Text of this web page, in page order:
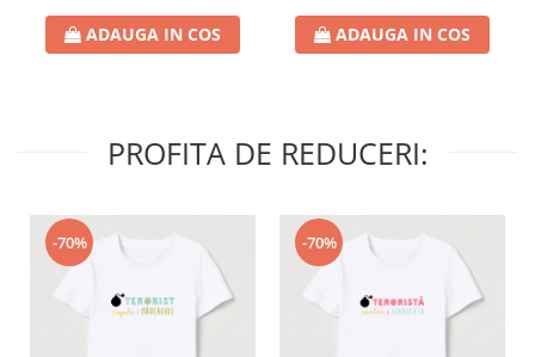
ADAUGA IN COS ADAUGA IN COS
PROFITA DE REDUCERI:
-70% -70%